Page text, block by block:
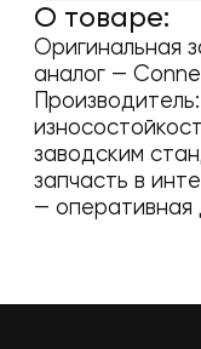
О товаре:
Оригинальная
аналог —
Производитель:
заводским
запчасть в
— оперативная